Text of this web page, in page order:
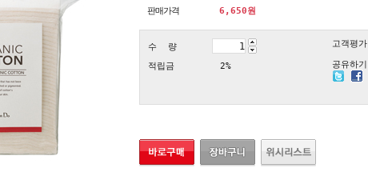
판매가격
6,650원
수 량
적립금
2%
고객평가
공유하기